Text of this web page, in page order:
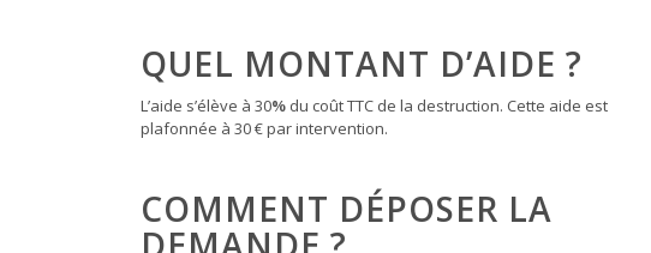
QUEL MONTANT D’AIDE ?
L’aide s’élève à 30% du coût TTC de la destruction. Cette aide est
plafonnée à 30 € par intervention.
COMMENT DÉPOSER LA